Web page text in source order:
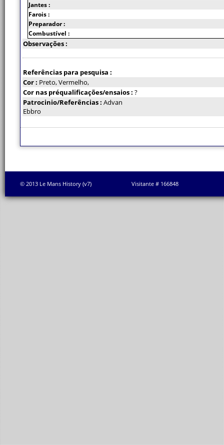
Jantes :
Farois :
Preparador :
Combustível :
Observações :
Referências para pesquisa :
Cor : Preto, Vermelho,
Cor nas préqualificações/ensaios : ?
Patrocinio/Referências : Advan
Ebbro
© 2013 Le Mans History (v7) Visitante # 166848